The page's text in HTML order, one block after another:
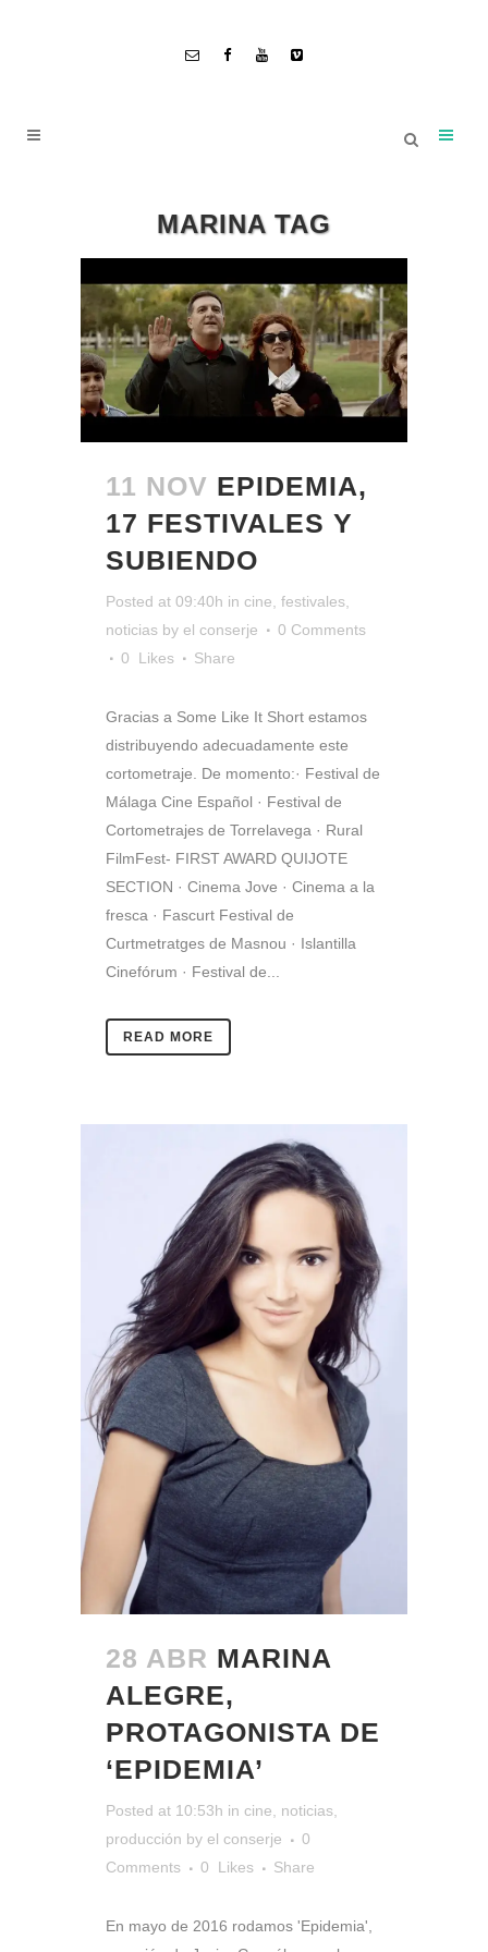
MARINA TAG
11 NOV EPIDEMIA,
17 FESTIVALES Y
SUBIENDO
Posted at 09:40h in cine festivales
noticias by el conserje
0 Comments
0
Likes Share
Gracias a Some Like It Short estamos
distribuyendo adecuadamente este
cortometraje. De momento:· Festival de
Málaga Cine Español · Festival de
Cortometrajes de Torrelavega · Rural
FilmFest- FIRST AWARD QUIJOTE
SECTION · Cinema Jove · Cinema a la
fresca · Fascurt Festival de
Curtmetratges de Masnou · Islantilla
Cinefórum · Festival de...
READ MORE
28 ABR MARINA
ALEGRE,
PROTAGONISTA DE
‘EPIDEMIA’
Posted at 10:53h in cine noticias
producción by el conserje
0
Comments
0 Likes Share
En mayo de 2016 rodamos 'Epidemia',